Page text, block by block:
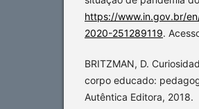
https://www.in.gov.br/
2020-251289119.
BRITZMAN, D.
corpo educado:
Autêntica Editora, 2018.